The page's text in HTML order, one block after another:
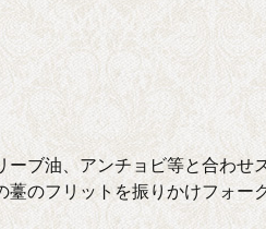
ブ油、アンチョビ等と合わせ
のフリットを振りかけフォー